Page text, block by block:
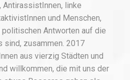
AntirassistInnen, linke
und Menschen,
politischen Antworten auf die
sind, zusammen. 2017
aus vierzig Städten und
willkommen, die mit uns der